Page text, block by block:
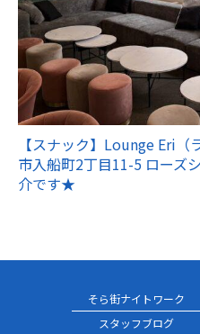
【スナック】Lounge Eri
市入船町2丁目11-5 ローズ
介です★
そら街ナイトワーク
スタッフブログ